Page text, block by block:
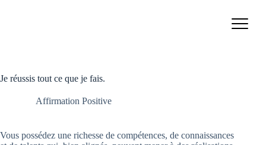
Je réussis tout ce que je fais.
Affirmation Positive
Vous possédez une richesse de compétences, de connaissances